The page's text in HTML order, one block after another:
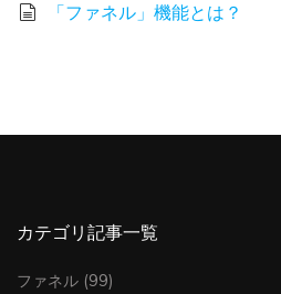
「ファネル」機能とは？
カテゴリ記事一覧
ファネル (99)